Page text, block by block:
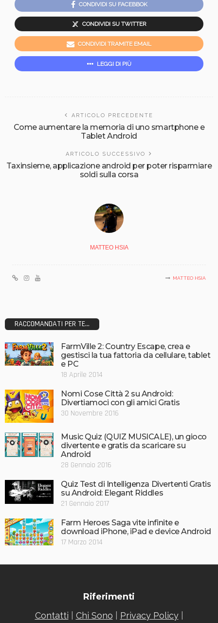
CONDIVIDI SU FACEBBOK
CONDIVIDI SU TWITTER
CONDIVIDI TRAMITE EMAIL
LEGGI DI PIÙ
ARTICOLO PRECEDENTE
Come aumentare la memoria di uno smartphone e
Tablet Android
ARTICOLO SUCCESSIVO
Taxinsieme, applicazione android per poter risparmiare
soldi sulla corsa
MATTEO HSIA
MATTEO HSIA
RACCOMANDATI PER TE...
FarmVille 2: Country Escape, crea e
gestisci la tua fattoria da cellulare, tablet
e PC
18 Aprile 2014
Nomi Cose Città 2 su Android:
Divertiamoci con gli amici Gratis
30 Novembre 2016
Music Quiz (QUIZ MUSICALE), un gioco
divertente e gratis da scaricare su
Android
28 Gennaio 2016
Quiz Test di Intelligenza Divertenti Gratis
su Android: Elegant Riddles
21 Gennaio 2017
Farm Heroes Saga vite infinite e
download iPhone, iPad e device Android
17 Marzo 2014
Riferimenti
Contatti Chi Sono Privacy Policy|